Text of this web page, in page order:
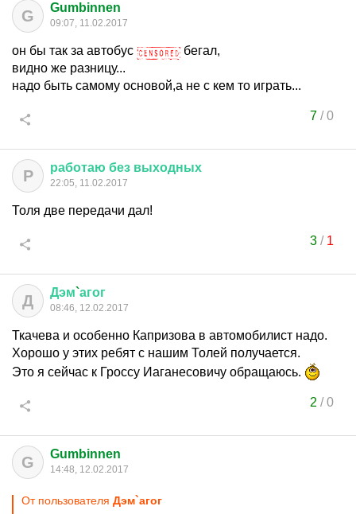
G Gumbinnen
09:07, 11.02.2017
он бы так за автобус
бегал,
видно же разницу...
надо быть самому основой,а не с кем то играть...
7/0
Р работаю без выходных
22:05, 11.02.2017
Толя две передачи дал!
3/ 1
Д Дэм`агог
08:46, 12.02.2017
Ткачева и особенно Капризова в автомобилист надо.
Хорошо у этих ребят с нашим Толей получается.
Это я сейчас к Гроссу Иаганесовичу обращаюсь.
2 /0
G Gumbinnen
14:48, 12.02.2017
От пользователя Дэм`агог